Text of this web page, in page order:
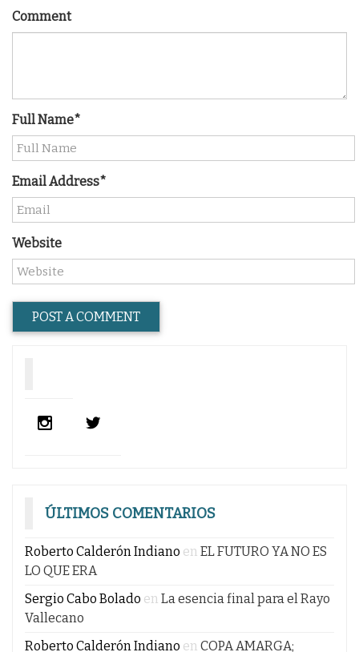
Comment
Full Name*
Email Address*
Website
ÚLTIMOS COMENTARIOS
Roberto Calderón Indiano en EL FUTURO YA NO ES
LO QUE ERA
Sergio Cabo Bolado en La esencia final para el Rayo
Vallecano
Roberto Calderón Indiano en COPA AMARGA;